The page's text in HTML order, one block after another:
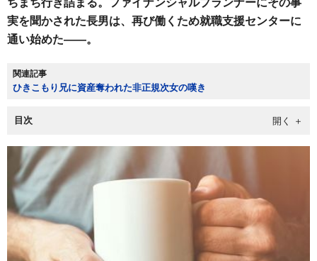
実を聞かされた長男は、再び働くため就職支援センターに
通い始めた――。
関連記事
ひきこもり兄に資産奪われた非正規次女の嘆き
目次